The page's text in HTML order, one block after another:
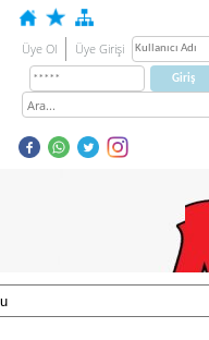
Üye Ol Üye Girişi